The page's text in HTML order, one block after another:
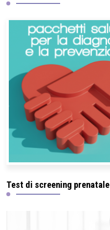
Test di screening prenatale